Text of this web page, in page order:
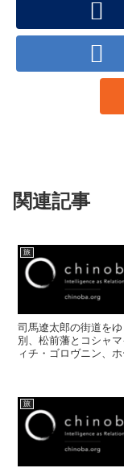
関連記事
旅
司馬遼太郎の街道を
別、松前藩とコシャ
ィチ・ゴロヴニン、
旅